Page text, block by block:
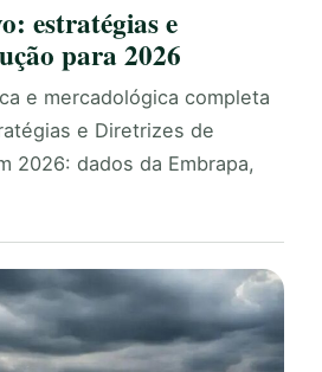
estratégias e
para 2026
e mercadológica completa
e Diretrizes de
2026: dados da Embrapa,